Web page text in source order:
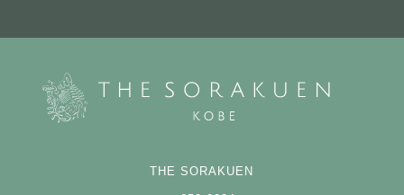
THE SORAKUEN